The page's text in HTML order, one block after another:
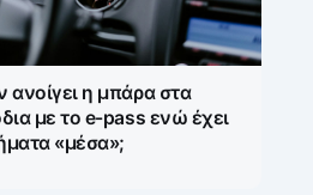
ανοίγει η μπάρα στα
με το e-pass ενώ έχει
«μέσα»;